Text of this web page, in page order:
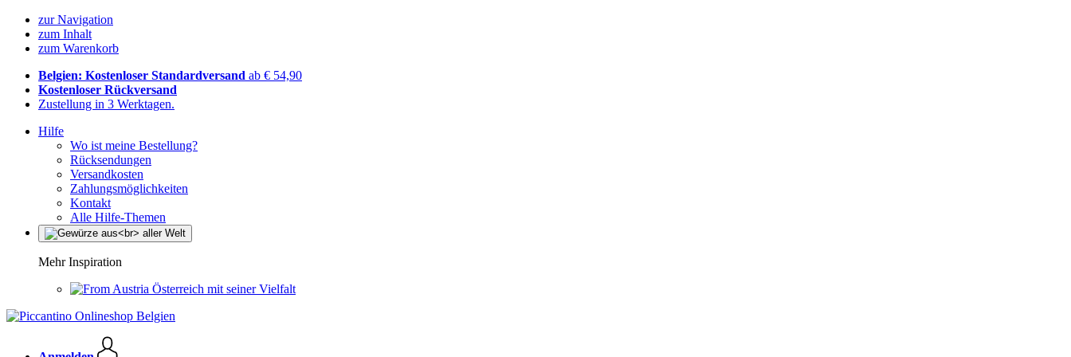
zur Navigation
zum Inhalt
zum Warenkorb
Belgien: Kostenloser Standardversand ab € 54,90
Kostenloser Rückversand
Zustellung in 3 Werktagen.
Hilfe
Wo ist meine Bestellung?
Rücksendungen
Versandkosten
Zahlungsmöglichkeiten
Kontakt
Alle Hilfe-Themen
Mehr Inspiration
Österreich mit seiner Vielfalt